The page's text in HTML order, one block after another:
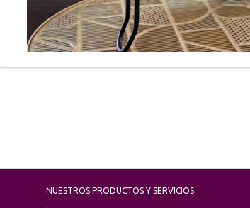
NUESTROS PRODUCTOS Y SERVICIOS